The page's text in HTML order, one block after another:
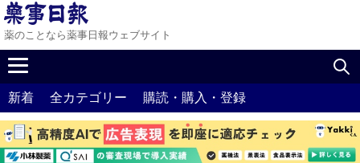
薬のことなら薬事日報ウェブサイト
新着 全カテゴリー 購読・購入・登録